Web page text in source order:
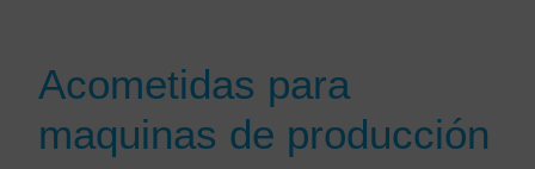
Acometidas para
maquinas de producción